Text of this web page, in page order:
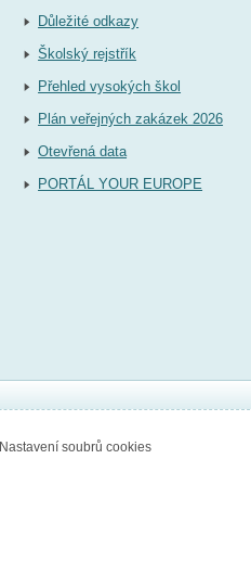
Důležité odkazy
Školský rejstřík
Přehled vysokých škol
Plán veřejných zakázek 2026
Otevřená data
PORTÁL YOUR EUROPE
Nastavení soubrů cookies